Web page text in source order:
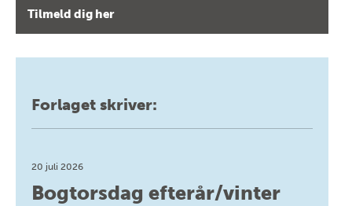
Tilmeld dig her
Forlaget skriver:
20 juli 2026
Bogtorsdag efterår/vinter